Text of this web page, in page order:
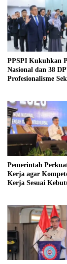
PPSPI Kukuhkan
Nasional dan 38
Profesionalisme
Pemerintah
Kerja agar
Kerja Sesuai